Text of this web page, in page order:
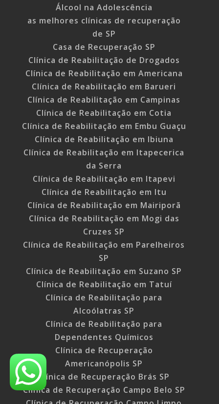
Álcool na Adolescência
as melhores clínicas de recuperação
de SP
Casa de Recuperação SP
Clínica de Reabilitação de Drogados
Clínica de Reabilitação em Americana
Clínica de Reabilitação em Barueri
Clínica de Reabilitação em Campinas
Clínica de Reabilitação em Cotia
Clínica de Reabilitação em Embu Guaçu
Clínica de Reabilitação em Ibiuna
Clínica de Reabilitação em Itapecerica
da Serra
Clínica de Reabilitação em Itapevi
Clínica de Reabilitação em Itu
Clínica de Reabilitação em Mairiporã
Clínica de Reabilitação em Mogi das
Cruzes SP
Clínica de Reabilitação em Parelheiros
SP
Clínica de Reabilitação em Suzano SP
Clínica de Reabilitação em Tatuí
Clínica de Reabilitação para
Alcoólatras SP
Clínica de Reabilitação para
Dependentes Químicos
Clínica de Recuperação
Americanópolis SP
Clínica de Recuperação Brás SP
Clínica de Recuperação Campo Belo SP